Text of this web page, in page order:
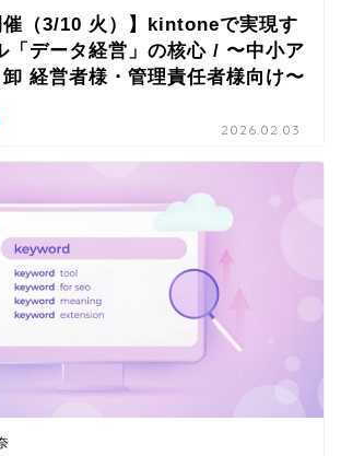
催（3/10 火）】kintoneで実現す
「データ経営」の核心 / 〜中小ア
経営者様・管理責任者様向け〜
2026.02.03